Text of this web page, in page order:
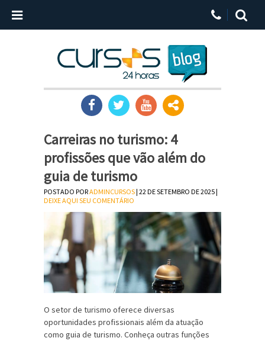
Carreiras no turismo: 4
profissões que vão além do
guia de turismo
POSTADO PORADMINCURSOS| 22 DE SETEMBRO DE 2025 |
DEIXE AQUI SEU COMENTÁRIO
O setor de turismo oferece diversas
oportunidades profissionais além da atuação
como guia de turismo. Conheça outras funções